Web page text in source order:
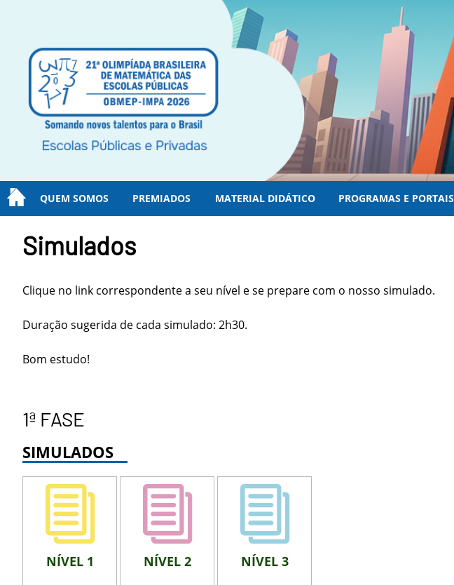
QUEM SOMOS PREMIADOS MATERIAL DIDÁTICO PROGRAMAS E PORTAIS
Simulados
Clique no link correspondente a seu nível e se prepare com o nosso simulado.
Duração sugerida de cada simulado: 2h30.
Bom estudo!
1ª FASE
SIMULADOS
NÍVEL 1
NÍVEL 2
NÍVEL 3